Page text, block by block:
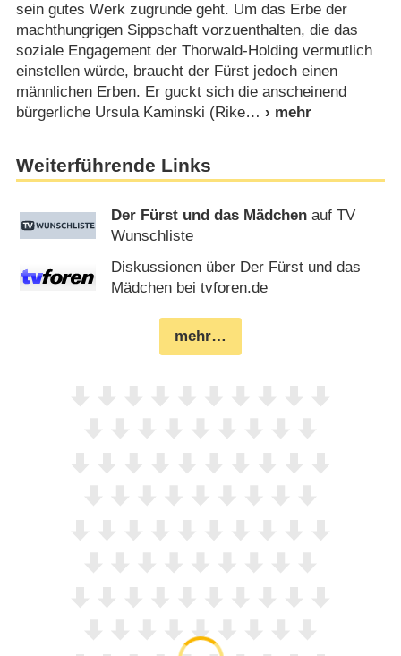
sein gutes Werk zugrunde geht. Um das Erbe der
machthungrigen Sippschaft vorzuenthalten, die das
soziale Engagement der Thorwald-Holding vermutlich
einstellen würde, braucht der Fürst jedoch einen
männlichen Erben. Er guckt sich die anscheinend
bürgerliche Ursula Kaminski (Rike
Weiterführende Links
Der Fürst und das Mädchen auf TV
Wunschliste
Diskussionen über Der Fürst und das
Mädchen bei tvforen.de
mehr…